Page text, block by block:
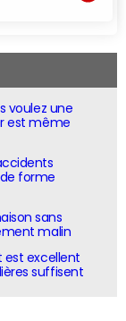
voulez une
est même
forme
sans
malin
est excellent
suffisent